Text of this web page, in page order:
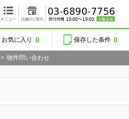
お気に入り 0 保存した条件 0
> 物件問い合わせ